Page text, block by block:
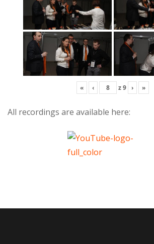
« ‹ z9 › »
All recordings are available here: